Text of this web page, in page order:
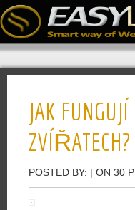
JAK
ZVÍŘATECH?
POSTED BY: | ON 30